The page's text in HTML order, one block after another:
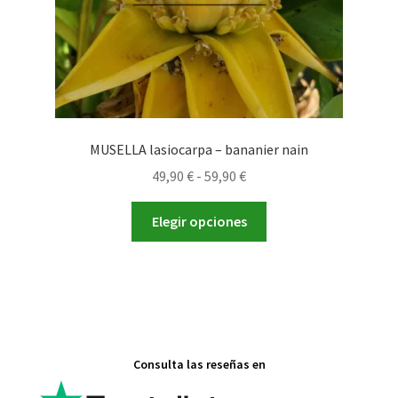
MUSELLA lasiocarpa – bananier nain
49,90 € - 59,90 €Rango
de
precios:
desde
Elegir opciones
Consulta las reseñas en